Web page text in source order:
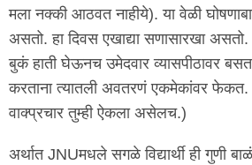
मला नक्की आठवत नाहीये). या वेळी
असतो. हा दिवस एखाद्या सणासारखा असतो.
बुकं हाती घेऊनच उमेदवार व्यासपीठावर
करताना त्यातली अवतरणं एकमेकांवर फेकत.
वाक्प्रचार तुम्ही ऐकला असेलच.)
अर्थात JNUमधले सगळे विद्यार्थी ही गुणी